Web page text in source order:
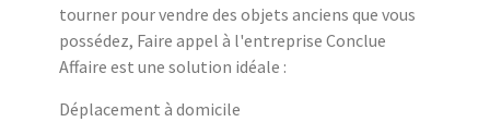
tourner pour vendre des objets anciens que vous
possédez, Faire appel à l'entreprise Conclue
Affaire est une solution idéale :
Déplacement à domicile